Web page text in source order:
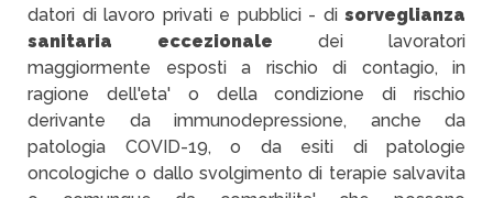
datori di lavoro privati e pubblici - di sorveglianza
sanitaria eccezionale dei lavoratori
maggiormente esposti a rischio di contagio, in
ragione dell'eta' o della condizione di rischio
derivante da immunodepressione, anche da
patologia COVID-19, o da esiti di patologie
oncologiche o dallo svolgimento di terapie salvavita